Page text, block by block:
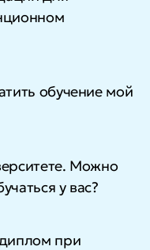
обучение мой
Можно
у вас?
при